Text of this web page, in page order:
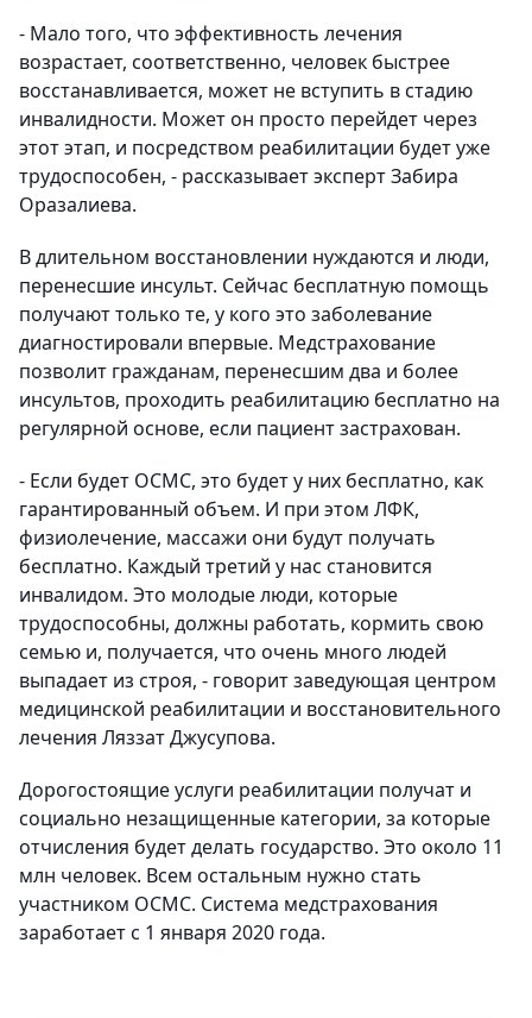
- Мало того, что эффективность лечения
возрастает, соответственно, человек быстрее
восстанавливается, может не вступить в стадию
инвалидности. Может он просто перейдет через
этот этап, и посредством реабилитации будет уже
трудоспособен, - рассказывает эксперт Забира
Оразалиева.
В длительном восстановлении нуждаются и люди,
перенесшие инсульт. Сейчас бесплатную помощь
получают только те, у кого это заболевание
диагностировали впервые. Медстрахование
позволит гражданам, перенесшим два и более
инсультов, проходить реабилитацию бесплатно на
регулярной основе, если пациент застрахован.
- Если будет ОСМС, это будет у них бесплатно, как
гарантированный объем. И при этом ЛФК,
физиолечение, массажи они будут получать
бесплатно. Каждый третий у нас становится
инвалидом. Это молодые люди, которые
трудоспособны, должны работать, кормить свою
семью и, получается, что очень много людей
выпадает из строя, - говорит заведующая центром
медицинской реабилитации и восстановительного
лечения Ляззат Джусупова.
Дорогостоящие услуги реабилитации получат и
социально незащищенные категории, за которые
отчисления будет делать государство. Это около 11
млн человек. Всем остальным нужно стать
участником ОСМС. Система медстрахования
заработает с 1 января 2020 года.